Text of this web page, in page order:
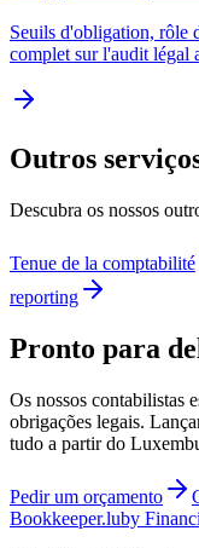
Seuils d'obligation, rôle
complet sur l'audit légal
Outros
Descubra os nossos
Tenue de la comptabilité
reporting
Pronto para
Os nossos contabilistas
obrigações legais.
tudo a partir do
Pedir um orçamento
Bookkeeper.luby